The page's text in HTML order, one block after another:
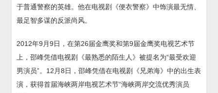
于普通警察的英雄。他在电视剧《便衣警察》中饰演最无情、
最足智多谋的反派尚风。
2012年9月9日，在第26届金鹰奖和第9届金鹰奖电视艺术节
上，邵峰凭借电视剧《最熟悉的陌生人》被提名为“最受欢迎
男演员”。12月8日，邵峰凭借在电视剧《兄弟海》中的出生表
演，获得首届海峡两岸电视艺术节“海峡两岸交流优秀演员